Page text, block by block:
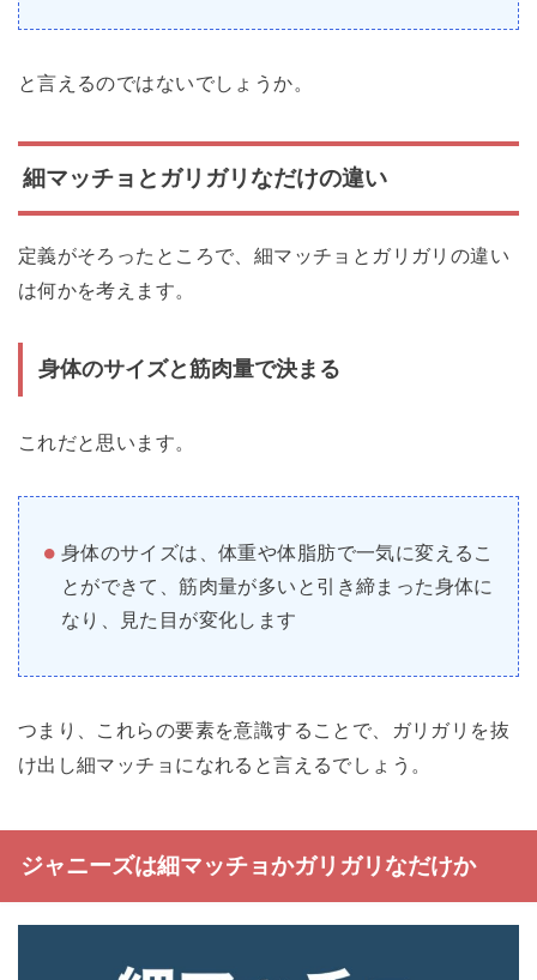
と言えるのではないでしょうか。
細マッチョとガリガリなだけの違い
定義がそろったところで、細マッチョとガリガリの違い
は何かを考えます。
身体のサイズと筋肉量で決まる
これだと思います。
身体のサイズは、体重や体脂肪で一気に変えるこ
とができて、筋肉量が多いと引き締まった身体に
なり、見た目が変化します
つまり、これらの要素を意識することで、ガリガリを抜
け出し細マッチョになれると言えるでしょう。
ジャニーズは細マッチョかガリガリなだけか